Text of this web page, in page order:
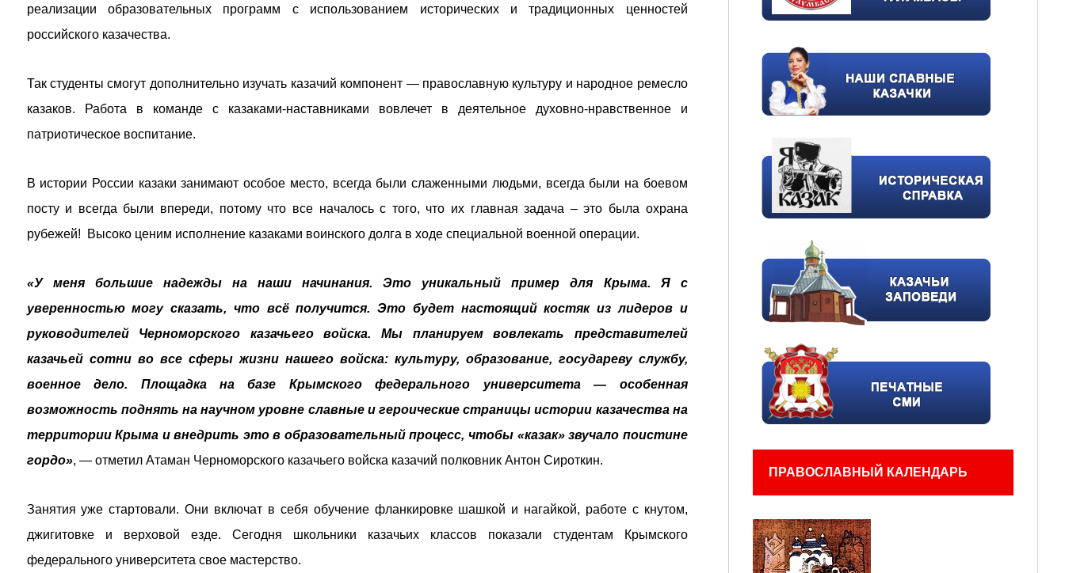
реализации образовательных программ с использованием исторических и традиционных ценностей
российского казачества.
Так студенты смогут дополнительно изучать казачий компонент — православную культуру и народное ремесло
казаков. Работа в команде с казаками-наставниками вовлечет в деятельное духовно-нравственное и
патриотическое воспитание.
В истории России казаки занимают особое место, всегда были слаженными людьми, всегда были на боевом
посту и всегда были впереди, потому что все началось с того, что их главная задача – это была охрана
рубежей! Высоко ценим исполнение казаками воинского долга в ходе специальной военной операции.
«У меня большие надежды на наши начинания. Это уникальный пример для Крыма. Я с
уверенностью могу сказать, что всё получится. Это будет настоящий костяк из лидеров и
руководителей Черноморского казачьего войска. Мы планируем вовлекать представителей
казачьей сотни во все сферы жизни нашего войска: культуру, образование, государеву службу,
военное дело. Площадка на базе Крымского федерального университета — особенная
возможность поднять на научном уровне славные и героические страницы истории казачества на
территории Крыма и внедрить это в образовательный процесс, чтобы «казак» звучало поистине
гордо», — отметил Атаман Черноморского казачьего войска казачий полковник Антон Сироткин.
Занятия уже стартовали. Они включат в себя обучение фланкировке шашкой и нагайкой, работе с кнутом,
джигитовке и верховой езде. Сегодня школьники казачьих классов показали студентам Крымского
федерального университета свое мастерство.
ПРАВОСЛАВНЫЙ КАЛЕНДАРЬ